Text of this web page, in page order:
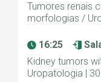
Tumores renais
morfologias /
16:25
Kidney tumors
Uropatologia |